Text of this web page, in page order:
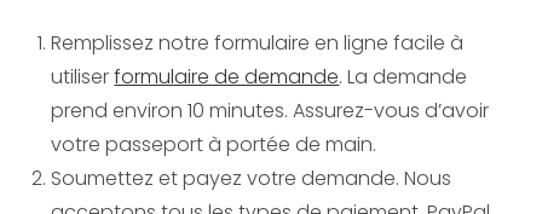
Remplissez notre formulaire en ligne facile à
utiliserformulaire de demande. La demande
prend environ 10 minutes. Assurez-vous d’avoir
votre passeport à portée de main.
Soumettez et payez votre demande. Nous